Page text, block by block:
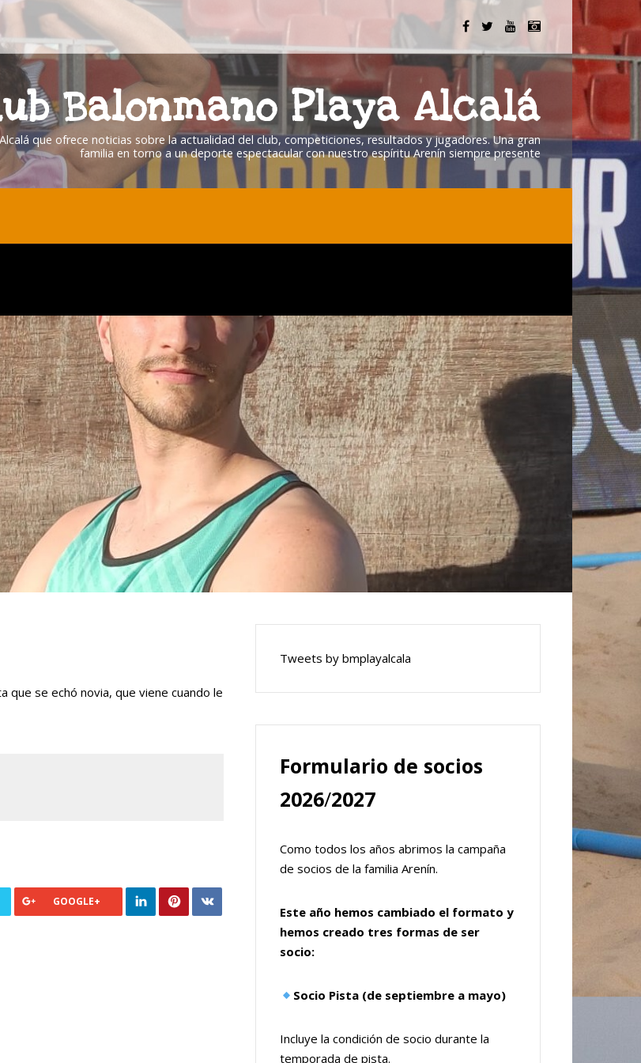
Balonmano Playa Alcalá
que ofrece noticias sobre la actualidad del club, competiciones, resultados y jugadores. Una gran
familia en torno a un deporte espectacular con nuestro espíritu Arenín siempre presente
que se echó novia, que viene cuando le
GOOGLE+
Tweets by bmplayalcala
Formulario de socios
2026/2027
Como todos los años abrimos la campaña
de socios de la familia Arenín.
Este año hemos cambiado el formato y
hemos creado tres formas de ser
socio:
Socio Pista (de septiembre a mayo)
Incluye la condición de socio durante la
temporada de pista.